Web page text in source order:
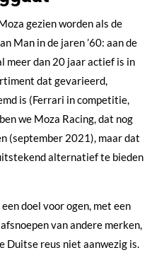
gezien worden als de
Man in de jaren ’60: aan de
meer dan 20 jaar actief is in
dat gevarieerd,
is (Ferrari in competitie,
we Moza Racing, dat nog
(september 2021), maar dat
alternatief te bieden
doel voor ogen, met een
van andere merken,
Duitse reus niet aanwezig is.